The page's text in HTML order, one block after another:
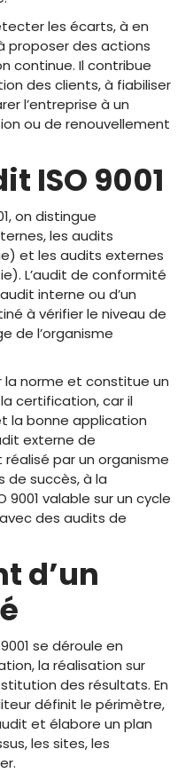
les écarts, à en
proposer des actions
continue. Il contribue
des clients, à fiabiliser
l’entreprise à un
ou de renouvellement
ISO 9001
on distingue
les audits
et les audits externes
L’audit de conformité
interne ou d’un
à vérifier le niveau de
de l’organisme
la norme et constitue un
certification, car il
la bonne application
externe de
par un organisme
succès, à la
9001 valable sur un cycle
des audits de
d’un
se déroule en
la réalisation sur
des résultats. En
définit le périmètre,
et élabore un plan
les sites, les